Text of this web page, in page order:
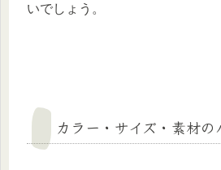
いでしょう。
カラー・サイズ・素材